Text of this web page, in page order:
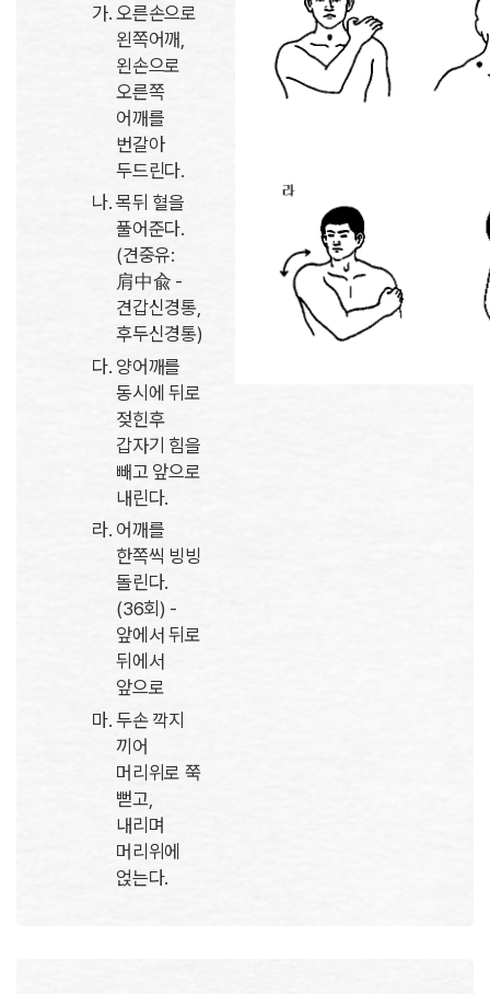
오른손으로
왼쪽어깨,
왼손으로
오른쪽
어깨를
번갈아
두드린다.
목뒤 혈을
풀어준다.
(견중유:
肩中兪 -
견갑신경통,
후두신경통)
양어깨를
동시에 뒤로
젖힌후
갑자기 힘을
빼고 앞으로
내린다.
어깨를
한쪽씩 빙빙
돌린다.
(36회) -
앞에서 뒤로
뒤에서
앞으로
두손 깍지
끼어
머리위로 쭉
뻗고,
내리며
머리위에
얹는다.